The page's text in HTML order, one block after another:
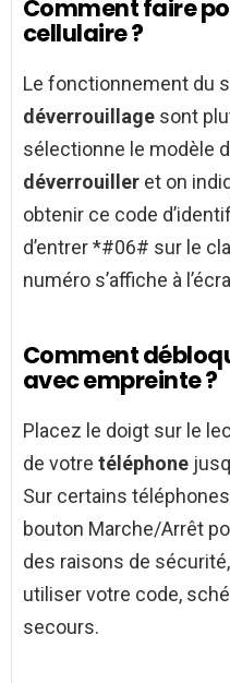
Comment faire
cellulaire ?
Le fonctionnement du
déverrouillage sont
sélectionne le modèle
déverrouiller et on
obtenir ce code
d’entrer *#06# sur le
numéro s’affiche à
Comment
avec empreinte ?
Placez le doigt sur le
de votre téléphone
Sur certains
bouton Marche/Arrêt
des raisons de
utiliser votre code,
secours.